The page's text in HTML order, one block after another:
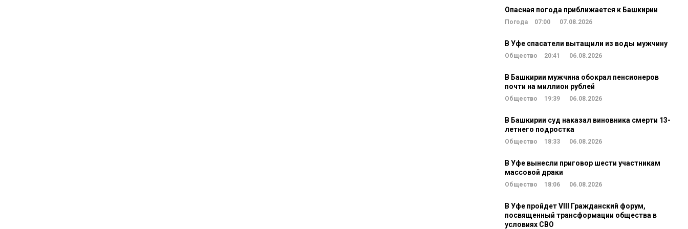
Опасная погода приближается к Башкирии
Погода 07:00 07.08.2026
В Уфе спасатели вытащили из воды мужчину
Общество 20:41 06.08.2026
В Башкирии мужчина обокрал пенсионеров
почти на миллион рублей
Общество 19:39 06.08.2026
В Башкирии суд наказал виновника смерти 13-
летнего подростка
Общество 18:33 06.08.2026
В Уфе вынесли приговор шести участникам
массовой драки
Общество 18:06 06.08.2026
В Уфе пройдет VIII Гражданский форум,
посвященный трансформации общества в
условиях СВО